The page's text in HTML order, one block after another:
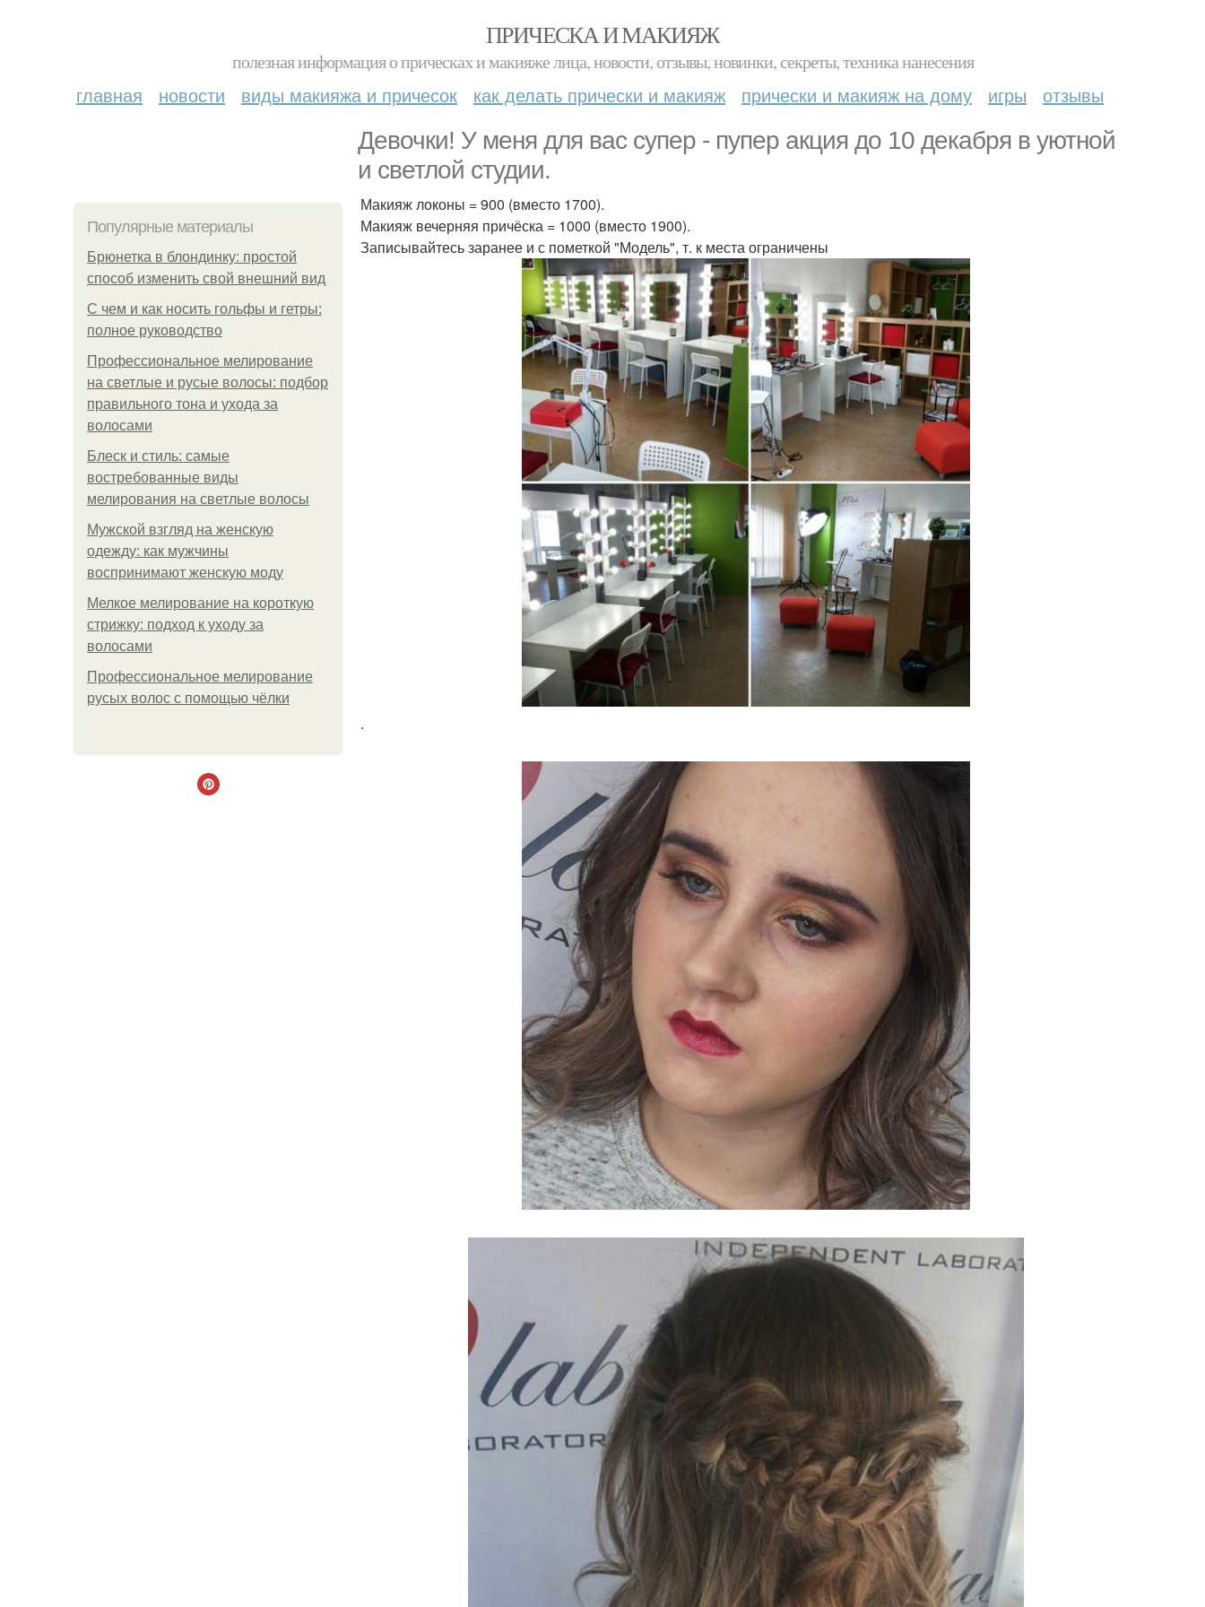
ПРИЧЕСКА И МАКИЯЖ
полезная информация о прическах и макияже лица, новости, отзывы, новинки, секреты, техника нанесения
главная новости виды макияжа и причесок как делать прически и макияж прически и макияж на дому игры отзывы
Девочки! У меня для вас супер - пупер акция до 10 декабря в уютной
и светлой студии.
Популярные материалы
Брюнетка в блондинку: простой
способ изменить свой внешний вид
С чем и как носить гольфы и гетры:
полное руководство
Профессиональное мелирование
на светлые и русые волосы: подбор
правильного тона и ухода за
волосами
Блеск и стиль: самые
востребованные виды
мелирования на светлые волосы
Мужской взгляд на женскую
одежду: как мужчины
воспринимают женскую моду
Мелкое мелирование на короткую
стрижку: подход к уходу за
волосами
Профессиональное мелирование
русых волос с помощью чёлки
Макияж локоны = 900 (вместо 1700).
Макияж вечерняя причёска = 1000 (вместо 1900).
Записывайтесь заранее и с пометкой "Модель", т. к места ограничены
.